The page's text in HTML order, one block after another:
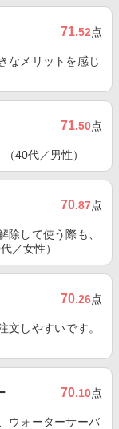
71.52点
なメリットを感じ
71.50点
40代／男性）
70.87点
除して使う際も、
／女性）
70.26点
文しやすいです。
70.10点
ウォーターサーバ